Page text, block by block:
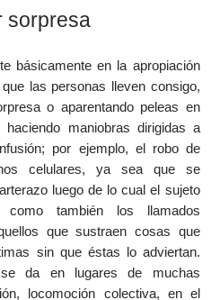
sorpresa
básicamente en la apropiación
las personas lleven consigo,
o aparentando peleas en
maniobras dirigidas a
por ejemplo, el robo de
celulares, ya sea que se
luego de lo cual el sujeto
también los llamados
que sustraen cosas que
sin que éstas lo adviertan.
da en lugares de muchas
locomoción colectiva, en el